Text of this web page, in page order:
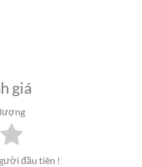
giá
lượng
đầu tiên !